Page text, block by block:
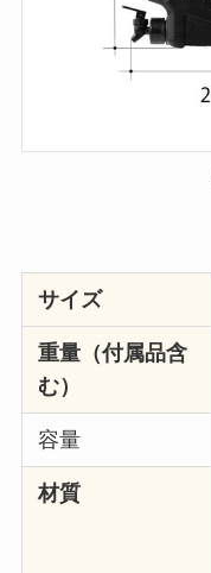
サイズ
重量（付属品含
む）
容量
材質